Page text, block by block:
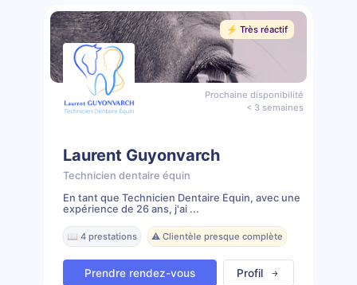
⚡️ Très réactif
Prochaine disponibilité
< 3 semaines
Laurent Guyonvarch
Technicien dentaire équin
En tant que Technicien Dentaire Équin, avec une
expérience de 26 ans, j'ai ...
📖 4 prestations ⚠️ Clientèle presque complète
Prendre rendez-vous Profil